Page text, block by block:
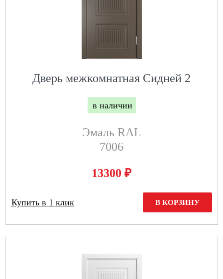
Дверь межкомнатная Сидней 2
в наличии
Эмаль RAL
7006
13300 ₽
Купить в 1 клик В КОРЗИНУ